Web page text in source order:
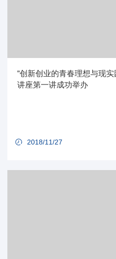
“创新创业的青春理想与现
讲座第一讲成功举办
2018/11/27